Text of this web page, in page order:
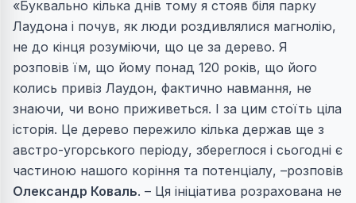
«Буквально кілька днів тому я стояв біля парку
Лаудона і почув, як люди роздивлялися магнолію,
не до кінця розуміючи, що це за дерево. Я
розповів їм, що йому понад 120 років, що його
колись привіз Лаудон, фактично навмання, не
знаючи, чи воно приживеться. І за цим стоїть ціла
історія. Це дерево пережило кілька держав ще з
австро-угорського періоду, збереглося і сьогодні є
частиною нашого коріння та потенціалу, –розповів
Олександр Коваль. – Ця ініціатива розрахована не